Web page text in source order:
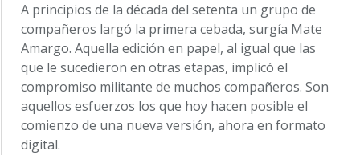
A principios de la década del setenta un grupo de
compañeros largó la primera cebada, surgía Mate
Amargo. Aquella edición en papel, al igual que las
que le sucedieron en otras etapas, implicó el
compromiso militante de muchos compañeros. Son
aquellos esfuerzos los que hoy hacen posible el
comienzo de una nueva versión, ahora en formato
digital.